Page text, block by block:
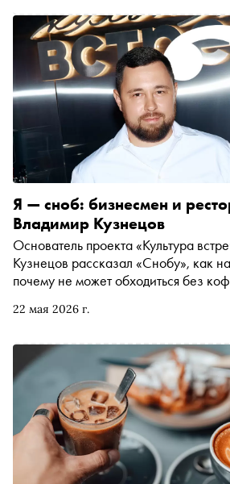
22 мая 2026 г.
Я — сноб: бизнесмен и
Владимир Кузнецов
Основатель проекта «Культура
Кузнецов рассказал «Снобу», как
почему не может обходиться без
всего ценит в людях